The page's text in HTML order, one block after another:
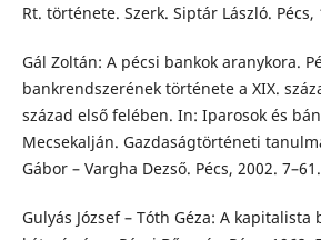
Rt. története. Szerk. Siptár László. Pécs,
Gál Zoltán: A pécsi bankok aranykora.
bankrendszerének története a XIX.
század első felében. In: Iparosok és
Mecsekalján. Gazdaságtörténeti
Gábor – Vargha Dezső. Pécs, 2002. 7–61.
Gulyás József – Tóth Géza: A